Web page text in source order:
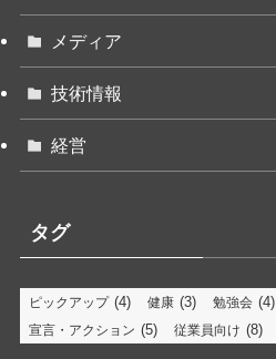
メディア
技術情報
経営
タグ
ピックアップ(4) 健康 (3) 勉強会 (4)
宣言・アクション (5) 従業員向け (8)